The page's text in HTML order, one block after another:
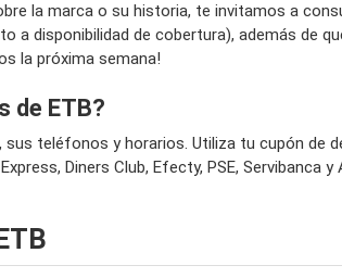
la marca o su historia, te invitamos a
a disponibilidad de cobertura), además de
la próxima semana!
de ETB?
teléfonos y horarios. Utiliza tu cupón
Diners Club, Efecty, PSE, Servibanca y